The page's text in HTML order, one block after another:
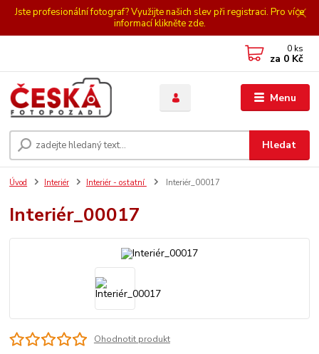
Jste profesionální fotograf? Využijte našich slev při registraci. Pro více
informací klikněte zde.
Menu
Hledat
0 ks
za 0 Kč
Úvod Interiér Interiér - ostatní Interiér_00017
Interiér_00017
Ohodnotit produkt